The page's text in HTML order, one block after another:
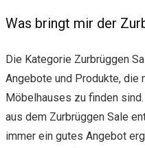
Was bringt mir der
Die Kategorie Zurbrüggen
Angebote und Produkte, die
Möbelhauses zu finden
aus dem Zurbrüggen Sale
immer ein gutes Angebot